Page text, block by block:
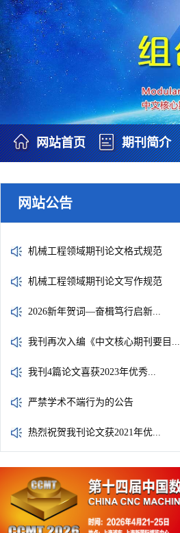
网站首页 期刊简介
网站公告
机械工程领域期刊论文格式规范
机械工程领域期刊论文写作规范
2026新年贺词—奋楫笃行启新...
我刊再次入编《中文核心期刊要目...
我刊4篇论文喜获2023年优秀...
严禁学术不端行为的公告
热烈祝贺我刊论文获2021年优...